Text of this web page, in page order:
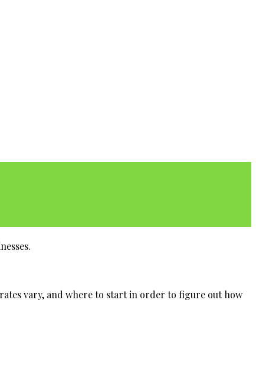
vary, and where to start in order to figure out how